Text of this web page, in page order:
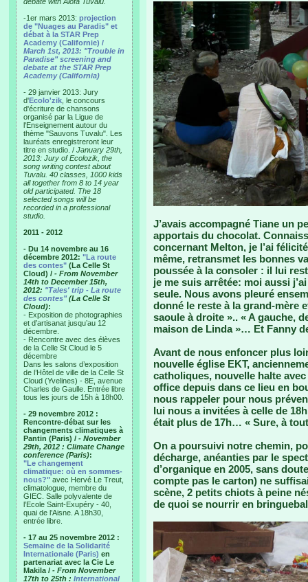
-1er mars 2013: projection
de "Nuages au Paradis" et
débat à la STAR Prep
Academy (Californie) /
March 1st, 2013: "Trouble in
Paradise" screening and
debate at the STAR Prep
Academy (California)
- 29 janvier 2013: Jury
d'Ecolo'zik , le concours
d'écriture de chansons
organisé par la Ligue de
l'Enseignement autour du
thème "Sauvons Tuvalu". Les
lauréats enregistreront leur
titre en studio. / January 29th,
2013: Jury of Ecolozik, the
song writing contest about
Tuvalu. 40 classes, 1000 kids
all together from 8 to 14 year
old participated. The 18
selected songs will be
recorded in a professional
studio.
2011 - 2012
- Du 14 novembre au 16
décembre 2012: "La route
des contes" (La Celle St
Cloud) / - From November
14th to December 15th,
2012: "Tales' trip - La route
des contes"(La Celle St
Cloud):
- Exposition de photographies
et d’artisanat jusqu’au 12
décembre.
- Rencontre avec des élèves
de la Celle St Cloud le 5
décembre
Dans les salons d’exposition
de l’Hôtel de ville de la Celle St
Cloud (Yvelines) - 8E, avenue
Charles de Gaulle. Entrée libre
tous les jours de 15h à 18h00.
- 29 novembre 2012 :
Rencontre-débat sur les
changements climatiques à
Pantin (Paris) / - November
29th, 2012 : Climate Change
conference (Paris):
"Le changement
climatique: où en sommes-
nous?" avec Hervé Le Treut,
climatologue, membre du
GIEC. Salle polyvalente de
l’Ecole Saint-Exupéry - 40,
quai de l’Aisne. A 18h30,
entrée libre.
- 17 au 25 novembre 2012 :
Semaine de la Solidarité
Internationale (Paris) en
partenariat avec la Cie Le
Makila / - From November
17th to 25th : International
J’avais accompagné Tiane un
apportais du chocolat.
concernant Melton, je l’ai
même, retransmet les bonnes
poussée à la consoler : il lui
je me suis arrêtée: moi aussi
seule. Nous avons pleuré
donné le reste à la grand-mère
saoule à droite ».. « A gauche,
maison de Linda »… Et Fanny
Avant de nous enfoncer plus
nouvelle église EKT,
catholiques, nouvelle halte
office depuis dans ce lieu en
nous rappeler pour nous
lui nous a invitées à celle de
était plus de 17h… « Sure, à
On a poursuivi notre chemin,
décharge, anéanties par le
d’organique en 2005, sans
compte pas le carton) ne
scène, 2 petits chiots à peine
de quoi se nourrir en